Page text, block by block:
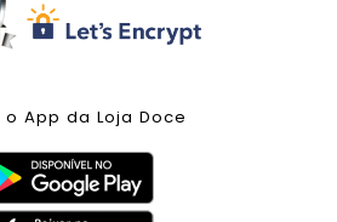
o App da Loja Doce